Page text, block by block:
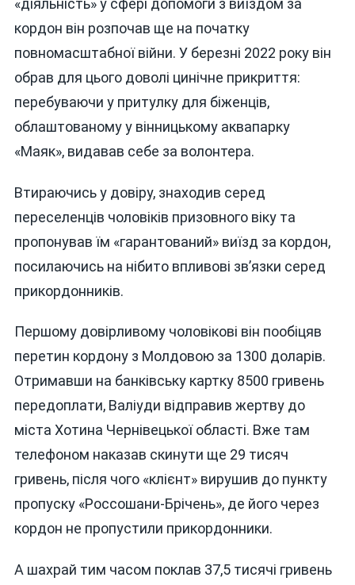
«діяльність» у сфері допомоги з виїздом за
кордон він розпочав ще на початку
повномасштабної війни. У березні 2022 року він
обрав для цього доволі цинічне прикриття:
перебуваючи у притулку для біженців,
облаштованому у вінницькому аквапарку
«Маяк», видавав себе за волонтера.
Втираючись у довіру, знаходив серед
переселенців чоловіків призовного віку та
пропонував їм «гарантований» виїзд за кордон,
посилаючись на нібито впливові зв’язки серед
прикордонників.
Першому довірливому чоловікові він пообіцяв
перетин кордону з Молдовою за 1300 доларів.
Отримавши на банківську картку 8500 гривень
передоплати, Валіуди відправив жертву до
міста Хотина Чернівецької області. Вже там
телефоном наказав скинути ще 29 тисяч
гривень, після чого «клієнт» вирушив до пункту
пропуску «Россошани-Брічень», де його через
кордон не пропустили прикордонники.
А шахрай тим часом поклав 37,5 тисячі гривень